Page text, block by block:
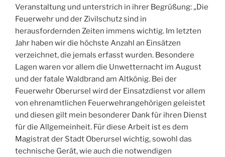
Veranstaltung und unterstrich in ihrer Begrüßung: „Die
Feuerwehr und der Zivilschutz sind in
herausfordernden Zeiten immens wichtig. Im letzten
Jahr haben wir die höchste Anzahl an Einsätzen
verzeichnet, die jemals erfasst wurden. Besondere
Lagen waren vor allem die Unwetternacht im August
und der fatale Waldbrand am Altkönig. Bei der
Feuerwehr Oberursel wird der Einsatzdienst vor allem
von ehrenamtlichen Feuerwehrangehörigen geleistet
und diesen gilt mein besonderer Dank für ihren Dienst
für die Allgemeinheit. Für diese Arbeit ist es dem
Magistrat der Stadt Oberursel wichtig, sowohl das
technische Gerät, wie auch die notwendigen